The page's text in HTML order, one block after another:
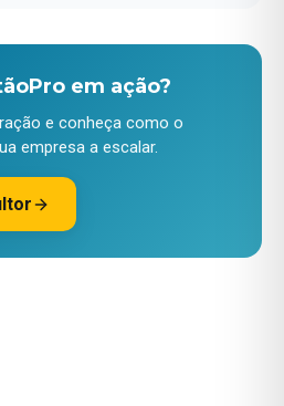
em ação?
e conheça como o
empresa a escalar.